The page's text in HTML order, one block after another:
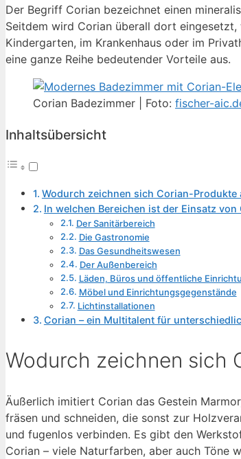
Der Begriff Corian bezeichnet einen
Seitdem wird Corian überall dort
Kindergarten, im Krankenhaus oder im
eine ganze Reihe bedeutender Vorteile aus.
Corian Badezimmer | Foto: fischer-
Inhaltsübersicht
Wodurch zeichnen sich Corian-Produkte
In welchen Bereichen ist der Einsatz
Der Sanitärbereich
Die Gastronomie
Das Gesundheitswesen
Der Außenbereich
Läden, Büros und öffentliche
Möbel und Einrichtungsgegenstände
Lichtinstallationen
Corian – ein Multitalent für
Wodurch zeichnen sich
Äußerlich imitiert Corian das Gestein
fräsen und schneiden, die sonst zur
und fugenlos verbinden. Es gibt den
Corian – viele Naturfarben, aber auch Töne